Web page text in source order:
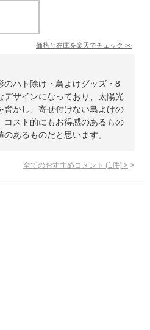
価格と在庫を楽天でチェック >>
のハト除け・鳥よけグッズ・8
デザインになっており、太陽光
脅かし、寄せ付けない鳥よけの
コスト的にもお得感のあるもの
あるものだと思います。
全てのおすすめコメント (1 件) >